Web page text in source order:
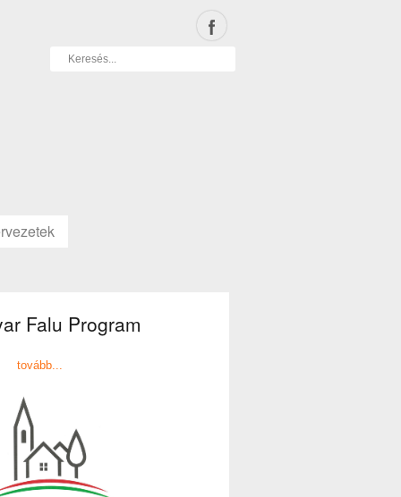
Falu Program
tovább...